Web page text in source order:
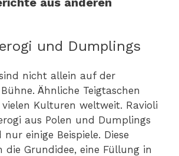
und Dumplings
nicht allein auf der
Ähnliche Teigtaschen
Kulturen weltweit. Ravioli
aus Polen und Dumplings
nur einige Beispiele. Diese
die Grundidee, eine Füllung in